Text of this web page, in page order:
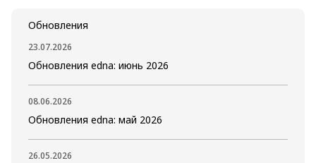
Обновления
23.07.2026
Обновления edna: июнь 2026
08.06.2026
Обновления edna: май 2026
26.05.2026